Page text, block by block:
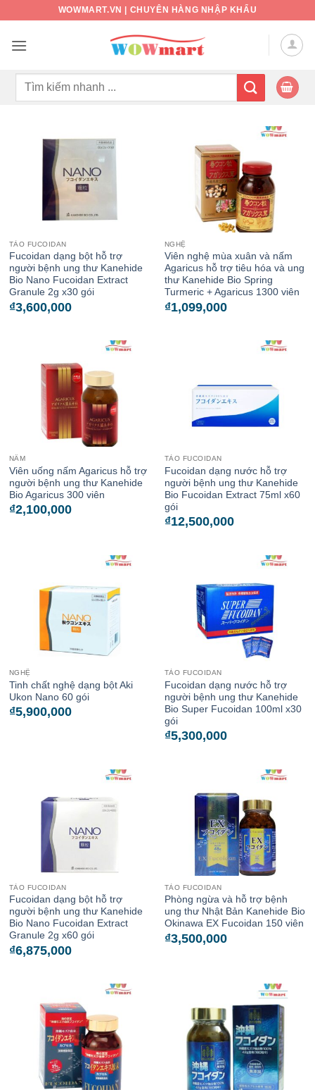
nội
WOWMART.VN | CHUYÊN HÀNG NHẬP KHẨU
Tìm
TẢO FUCOIDAN
Fucoidan dạng bột hỗ trợ
người bệnh ung thư Kanehide
Bio Nano Fucoidan Extract
Granule 2g x30 gói
₫3,600,000
NGHỆ
Viên nghệ mùa xuân và nấm
Agaricus hỗ trợ tiêu hóa và ung
thư Kanehide Bio Spring
Turmeric + Agaricus 1300 viên
₫1,099,000
NẤM
Viên uống nấm Agaricus hỗ trợ
người bệnh ung thư Kanehide
Bio Agaricus 300 viên
₫2,100,000
TẢO FUCOIDAN
Fucoidan dạng nước hỗ trợ
người bệnh ung thư Kanehide
Bio Fucoidan Extract 75ml x60
gói
₫12,500,000
NGHỆ
Tinh chất nghệ dạng bột Aki
Ukon Nano 60 gói
₫5,900,000
TẢO FUCOIDAN
Fucoidan dạng nước hỗ trợ
người bệnh ung thư Kanehide
Bio Super Fucoidan 100ml x30
gói
₫5,300,000
TẢO FUCOIDAN
Fucoidan dạng bột hỗ trợ
người bệnh ung thư Kanehide
Bio Nano Fucoidan Extract
Granule 2g x60 gói
₫6,875,000
TẢO FUCOIDAN
Phòng ngừa và hỗ trợ bệnh
ung thư Nhật Bản Kanehide Bio
Okinawa EX Fucoidan 150 viên
₫3,500,000